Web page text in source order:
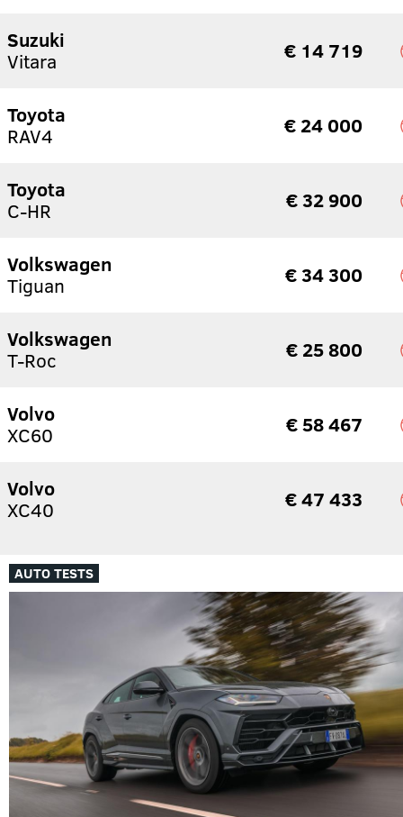
Suzuki
Vitara
€ 14 719
Toyota
RAV4
€ 24 000
Toyota
C-HR
€ 32 900
Volkswagen
Tiguan
€ 34 300
Volkswagen
T-Roc
€ 25 800
Volvo
XC60
€ 58 467
Volvo
XC40
€ 47 433
AUTO TESTS